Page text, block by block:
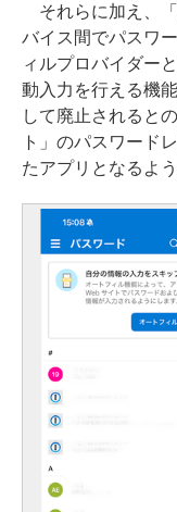
それらに加え、
バイス間でパスワ
ィルプロバイダー
動入力を行える機
して廃止されると
ト」のパスワード
たアプリとなるよう